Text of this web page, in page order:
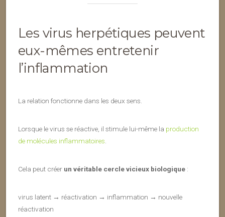
Les virus herpétiques peuvent
eux-mêmes entretenir
l’inflammation
La relation fonctionne dans les deux sens.
Lorsque le virus se réactive, il stimule lui-même la production
de molécules inflammatoires
Cela peut créer un véritable cercle vicieux biologique :
virus latent → réactivation → inflammation → nouvelle
réactivation